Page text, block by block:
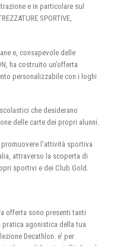
e in particolare sul
SPORTIVE,
e, consapevole delle
ha costruito un’offerta
personalizzabile con i loghi
che desiderano
delle carte dei propri alunni.
l’attività sportiva
attraverso la scoperta di
sportivi e dei Club Gold.
offerta sono presenti tanti
pratica agonistica della tua
Decathlon. e’ per